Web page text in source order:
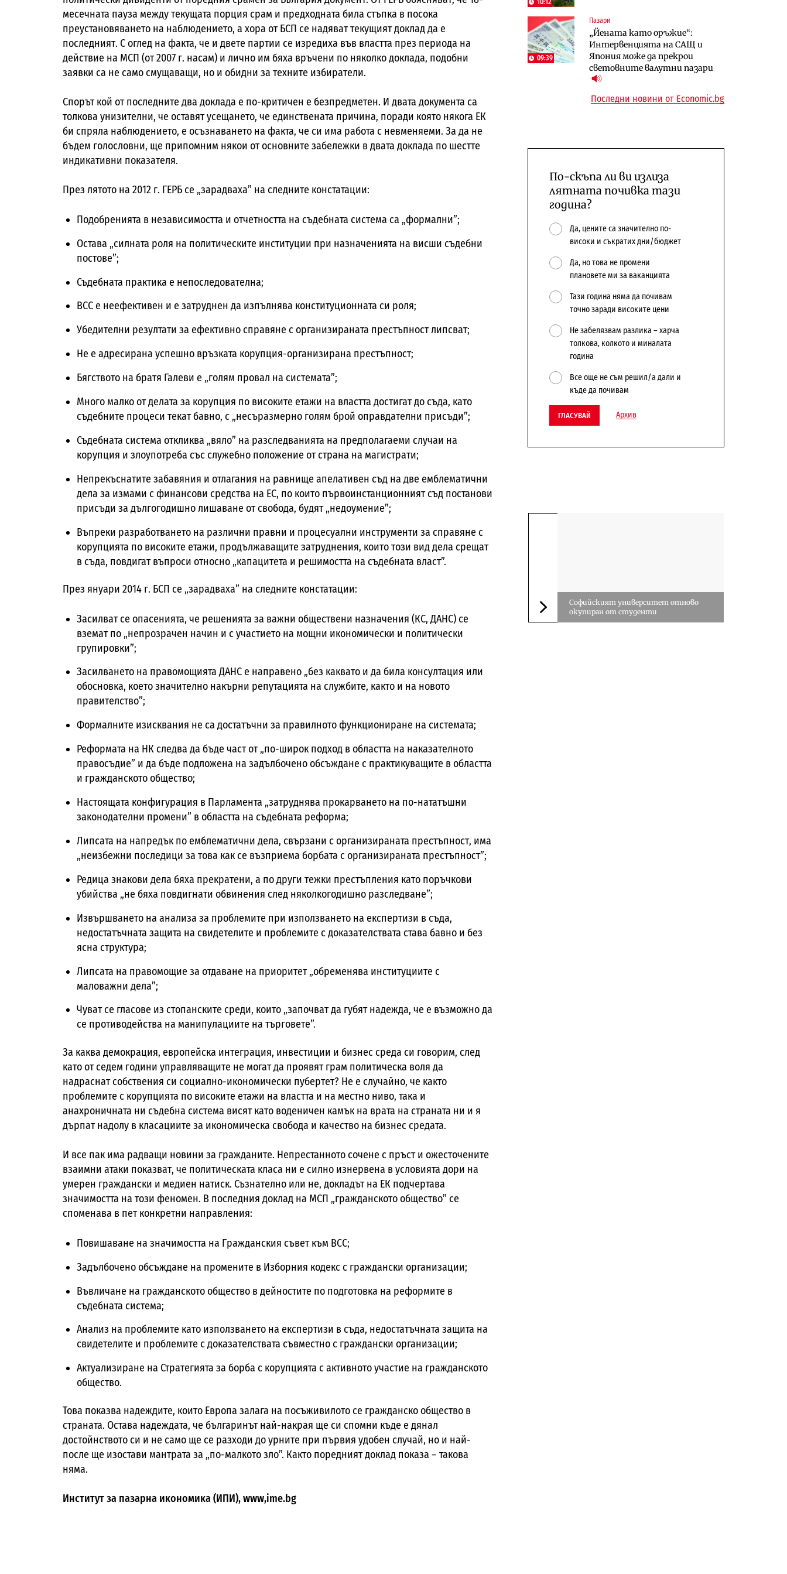
месечната пауза между текущата порция срам и предходната била стъпка в посока
преустановяването на наблюдението, а хора от БСП се надяват текущият доклад да е
последният. С оглед на факта, че и двете партии се изредиха във властта през периода на
действие на МСП (от 2007 г. насам) и лично им бяха връчени по няколко доклада, подобни
заявки са не само смущаващи, но и обидни за техните избиратели.
Спорът кой от последните два доклада е по-критичен е безпредметен. И двата документа са
толкова унизителни, че оставят усещането, че единствената причина, поради която някога ЕК
би спряла наблюдението, е осъзнаването на факта, че си има работа с невменяеми. За да не
бъдем голословни, ще припомним някои от основните забележки в двата доклада по шестте
индикативни показателя.
През лятото на 2012 г. ГЕРБ се „зарадваха” на следните констатации:
Подобренията в независимостта и отчетността на съдебната система са „формални”;
Остава „силната роля на политическите институции при назначенията на висши съдебни
постове”;
Съдебната практика е непоследователна;
ВСС е неефективен и е затруднен да изпълнява конституционната си роля;
Убедителни резултати за ефективно справяне с организираната престъпност липсват;
Не е адресирана успешно връзката корупция-организирана престъпност;
Бягството на братя Галеви е „голям провал на системата”;
Много малко от делата за корупция по високите етажи на властта достигат до съда, като
съдебните процеси текат бавно, с „несъразмерно голям брой оправдателни присъди”;
Съдебната система откликва „вяло” на разследванията на предполагаеми случаи на
корупция и злоупотреба със служебно положение от страна на магистрати;
Непрекъснатите забавяния и отлагания на равнище апелативен съд на две емблематични
дела за измами с финансови средства на ЕС, по които първоинстанционният съд постанови
присъди за дългогодишно лишаване от свобода, будят „недоумение”;
Въпреки разработването на различни правни и процесуални инструменти за справяне с
корупцията по високите етажи, продължаващите затруднения, които този вид дела срещат
в съда, повдигат въпроси относно „капацитета и решимостта на съдебната власт”.
През януари 2014 г. БСП се „зарадваха” на следните констатации:
Засилват се опасенията, че решенията за важни обществени назначения (КС, ДАНС) се
вземат по „непрозрачен начин и с участието на мощни икономически и политически
групировки”;
Засилването на правомощията ДАНС е направено „без каквато и да била консултация или
обосновка, което значително накърни репутацията на службите, както и на новото
правителство”;
Формалните изисквания не са достатъчни за правилното функциониране на системата;
Реформата на НК следва да бъде част от „по-широк подход в областта на наказателното
правосъдие” и да бъде подложена на задълбочено обсъждане с практикуващите в областта
и гражданското общество;
Настоящата конфигурация в Парламента „затруднява прокарването на по-нататъшни
законодателни промени” в областта на съдебната реформа;
Липсата на напредък по емблематични дела, свързани с организираната престъпност, има
„неизбежни последици за това как се възприема борбата с организираната престъпност”;
Редица знакови дела бяха прекратени, а по други тежки престъпления като поръчкови
убийства „не бяха повдигнати обвинения след няколкогодишно разследване”;
Извършването на анализа за проблемите при използването на експертизи в съда,
недостатъчната защита на свидетелите и проблемите с доказателствата става бавно и без
ясна структура;
Липсата на правомощие за отдаване на приоритет „обременява институциите с
маловажни дела”;
Чуват се гласове из стопанските среди, които „започват да губят надежда, че е възможно да
се противодейства на манипулациите на търговете”.
За каква демокрация, европейска интеграция, инвестиции и бизнес среда си говорим, след
като от седем години управляващите не могат да проявят грам политическа воля да
надраснат собствения си социално-икономически пубертет? Не е случайно, че както
проблемите с корупцията по високите етажи на властта и на местно ниво, така и
анахроничната ни съдебна система висят като воденичен камък на врата на страната ни и я
дърпат надолу в класациите за икономическа свобода и качество на бизнес средата.
И все пак има радващи новини за гражданите. Непрестанното сочене с пръст и ожесточените
взаимни атаки показват, че политическата класа ни е силно изнервена в условията дори на
умерен граждански и медиен натиск. Съзнателно или не, докладът на ЕК подчертава
значимостта на този феномен. В последния доклад на МСП „гражданското общество” се
споменава в пет конкретни направления:
Повишаване на значимостта на Гражданския съвет към ВСС;
Задълбочено обсъждане на промените в Изборния кодекс с граждански организации;
Въвличане на гражданското общество в дейностите по подготовка на реформите в
съдебната система;
Анализ на проблемите като използването на експертизи в съда, недостатъчната защита на
свидетелите и проблемите с доказателствата съвместно с граждански организации;
Актуализиране на Стратегията за борба с корупцията с активното участие на гражданското
общество.
Това показва надеждите, които Европа залага на посъживилото се гражданско общество в
страната. Остава надеждата, че българинът най-накрая ще си спомни къде е дянал
достойнството си и не само ще се разходи до урните при първия удобен случай, но и най-
после ще изостави мантрата за „по-малкото зло”. Както поредният доклад показа – такова
няма.
Институт за пазарна икономика (ИПИ), www,ime.bg
09:39
Пазари
„Йената като оръжие“:
Интервенцията на САЩ и
Япония може да прекрои
световните валутни пазари
Публични финанси
Общините вече зависят от
централната власт за 75% от
бюджетите си
Компании
А1 отново е лидер при
технологичните компании и
системните интегратори
Последни новини от Economic.bg
По-скъпа ли ви излиза
лятната почивка тази
година?
Да, цените са значително по-
високи и съкратих дни/бюджет
Да, но това не промени
плановете ми за ваканцията
Тази година няма да почивам
точно заради високите цени
Не забелязвам разлика – харча
толкова, колкото и миналата
година
Все още не съм решил/а дали и
къде да почивам
ГЛАСУВАЙ Архив
Следваща новина
Софийският университет отново
окупиран от студенти